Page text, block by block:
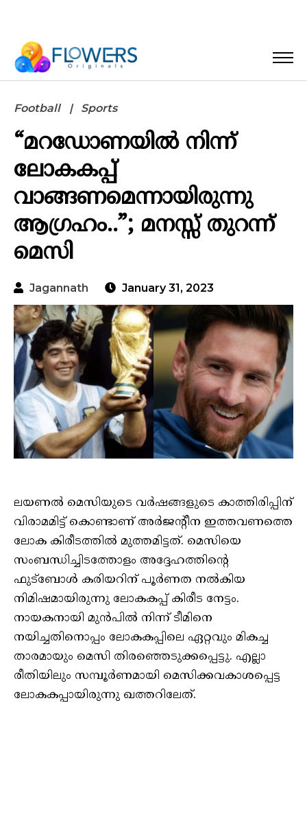
Football Sports
“മറഡോണയിൽ നിന്ന്
ലോകകപ്പ്
വാങ്ങണമെന്നായിരുന്നു
ആഗ്രഹം..”; മനസ്സ് തുറന്ന്
മെസി
Jagannath January 31, 2023
ലയണൽ മെസിയുടെ വർഷങ്ങളുടെ കാത്തിരിപ്പിന്
വിരാമമിട്ട് കൊണ്ടാണ് അർജന്റീന ഇത്തവണത്തെ
ലോക കിരീടത്തിൽ മുത്തമിട്ടത്. മെസിയെ
സംബന്ധിച്ചിടത്തോളം അദ്ദേഹത്തിന്റെ
ഫുട്‌ബോൾ കരിയറിന് പൂർണത നൽകിയ
നിമിഷമായിരുന്നു ലോകകപ്പ് കിരീട നേട്ടം.
നായകനായി മുൻപിൽ നിന്ന് ടീമിനെ
നയിച്ചതിനൊപ്പം ലോകകപ്പിലെ ഏറ്റവും മികച്ച
താരമായും മെസി തിരഞ്ഞെടുക്കപ്പെട്ടു. എല്ലാ
രീതിയിലും സമ്പൂർണമായി മെസിക്കവകാശപ്പെട്ട
ലോകകപ്പായിരുന്നു ഖത്തറിലേത്‌.